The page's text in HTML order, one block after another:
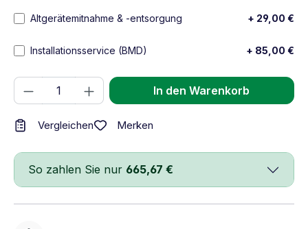
Altgerätemitnahme & -entsorgung + 29,00 €
Installationsservice (BMD) + 85,00 €
Produkt Anzahl: Gib den gewünschten
In den Warenkorb
Vergleichen Merken
So zahlen Sie nur 665,67 €